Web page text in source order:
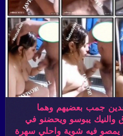
جمب بعضيهم وهما
والنيك يبوسو ويحضنو في
يمصو فيه شوية واحلي سهرة